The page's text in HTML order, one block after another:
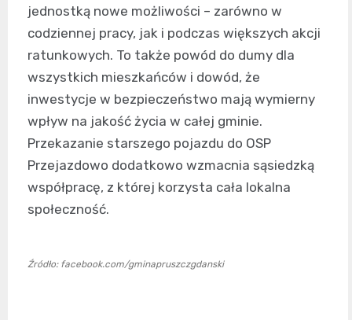
jednostką nowe możliwości – zarówno w
codziennej pracy, jak i podczas większych akcji
ratunkowych. To także powód do dumy dla
wszystkich mieszkańców i dowód, że
inwestycje w bezpieczeństwo mają wymierny
wpływ na jakość życia w całej gminie.
Przekazanie starszego pojazdu do OSP
Przejazdowo dodatkowo wzmacnia sąsiedzką
współpracę, z której korzysta cała lokalna
społeczność.
Źródło: facebook.com/gminapruszczgdanski